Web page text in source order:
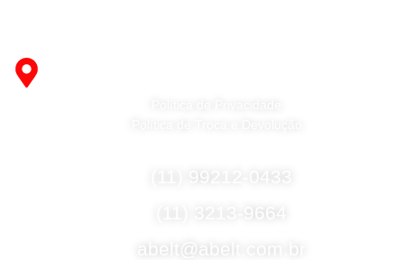
(11) 3213-9664
abelt@abelt.com.br